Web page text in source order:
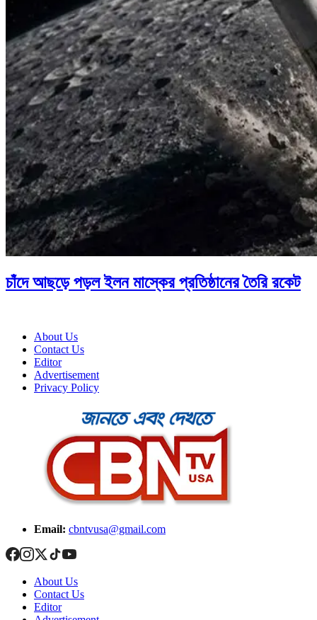
চাঁদে আছড়ে পড়ল ইলন মাস্কের প্রতিষ্ঠানের তৈরি রকেট
About Us
Contact Us
Editor
Advertisement
Privacy Policy
Email: cbntvusa@gmail.com
About Us
Contact Us
Editor